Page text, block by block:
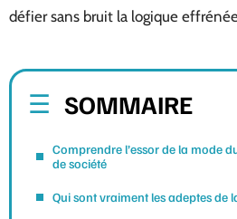
défier sans bruit la logique
SOMMAIRE
Comprendre l’essor de la mode
de société
Qui sont vraiment les adeptes de